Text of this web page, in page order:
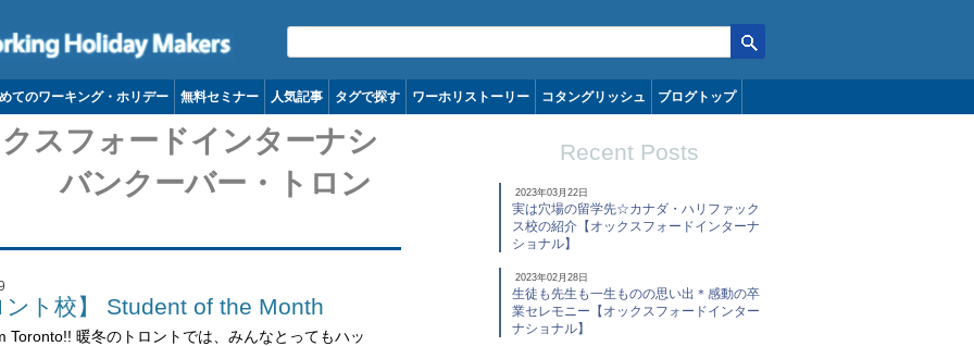
コンテンツへ移動
てのワーキング・ホリデー 無料セミナー 人気記事 タグで探す ワーホリストーリー コタングリッシュ ブログトップ
スフォードインターナシ
ーバー・トロン
ント校】 Student of the Month
Toronto!! 暖冬のトロントでは、みんなとってもハッ
Recent Posts
2023年03月22日
実は穴場の留学先☆カナダ・ハリファック
ス校の紹介【オックスフォードインターナ
ショナル】
2023年02月28日
生徒も先生も一生ものの思い出＊感動の卒
業セレモニー【オックスフォードインター
ナショナル】